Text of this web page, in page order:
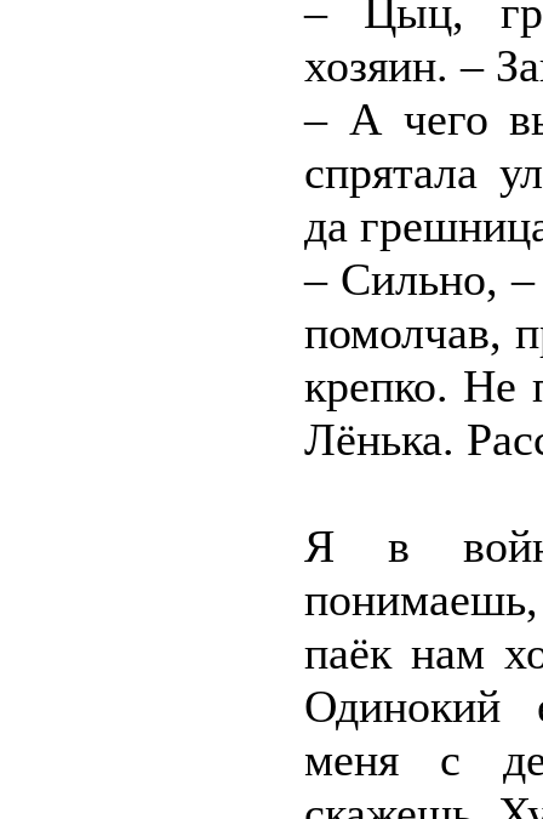
– Цыц,
хозяин. –
– А чего
спрятала
да
– Сильно, –
помолчав,
крепко. Не
Лёнька.
Я в
паёк нам
Одинокий
меня с